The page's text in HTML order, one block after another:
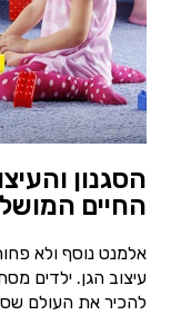
הסגנון
החיים
אלמנט נוסף ולא
עיצוב הגן. ילדים
להכיר את העולם